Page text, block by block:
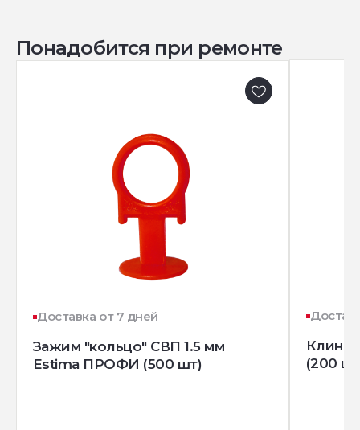
Понадобится при ремонте
Доставка от 7 дней
Зажим "кольцо" СВП 1.5 мм
Estima ПРОФИ (500 шт)
Клин
(200